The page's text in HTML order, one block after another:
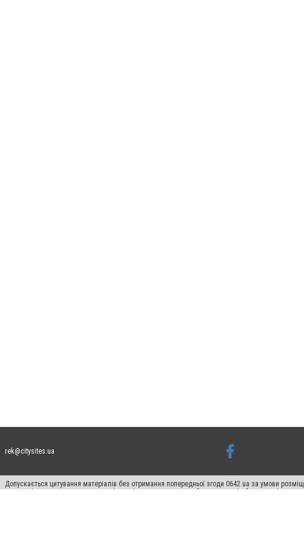
rek@citysites.ua
Допускається цитування матеріалів без отримання попередньої згоди 0642.ua за умови
систем гіперпосилання на цитовані статті не нижче другого абзацу в тексті або в якості